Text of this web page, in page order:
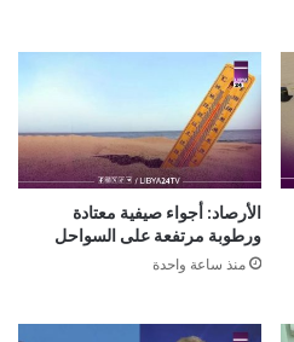
الأرصاد: أجواء صيفية معتادة
ورطوبة مرتفعة على السواحل
منذ ساعة واحدة